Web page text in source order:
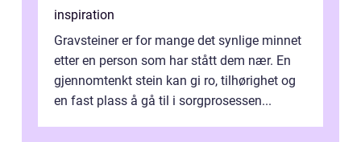
inspiration
Gravsteiner er for mange det synlige minnet
etter en person som har stått dem nær. En
gjennomtenkt stein kan gi ro, tilhørighet og
en fast plass å gå til i sorgprosessen...